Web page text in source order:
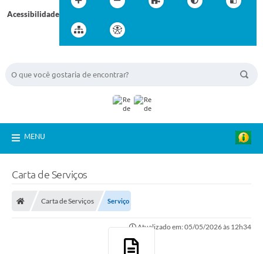
Acessibilidade
MENU
Carta de Serviços
Carta de Serviços Serviço
Atualizado em: 05/05/2026 às 12h34